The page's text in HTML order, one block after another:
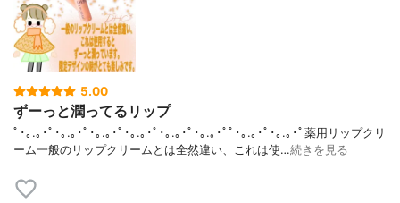
5.00
ずーっと潤ってるリップ
ﾟ･｡.｡･ﾟ･｡.｡･ﾟ･｡.｡･ﾟ･｡.｡･ﾟ･｡.｡･ﾟ･｡.｡･ﾟﾟ･｡.｡･ﾟ･｡.｡･ﾟ薬用リップクリ
ーム一般のリップクリームとは全然違い、これは使…続きを見る